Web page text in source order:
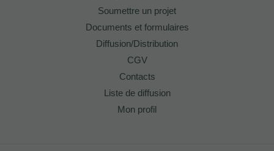
Soumettre un projet
Documents et formulaires
Diffusion/Distribution
CGV
Contacts
Liste de diffusion
Mon profil